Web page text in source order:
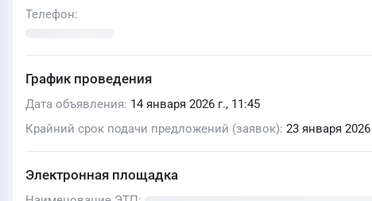
Телефон
График проведения
Дата объявления 14 января 2026 г., 11:45
Крайний срок подачи предложений (заявок) 23 января 2026
Электронная площадка